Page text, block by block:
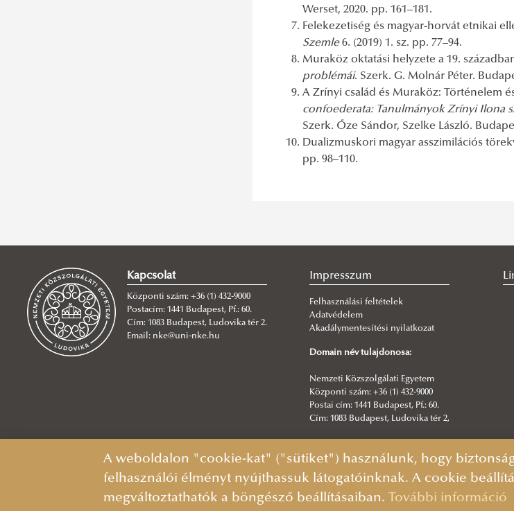
Werset, 2020. pp. 161–181.
Felekezetiség és magyar-horvát etnikai
Szemle6. (2019) 1. sz. pp. 77–94.
Muraköz oktatási helyzete a 19.
problémái. Szerk. G. Molnár Péter.
A Zrínyi család és Muraköz: Történelem
confoederata: Tanulmányok Zrínyi Ilona
Szerk. Őze Sándor, Szelke László.
Dualizmuskori magyar asszimilációs
pp. 98–110.
Kapcsolat
Központi szám: +36 (1) 432-9000
Postacím: 1441 Budapest, Pf.: 60.
Cím: 1083 Budapest, Ludovika tér 2.
Email: nke@uni-nke.hu
Impresszum
Felhasználási feltételek
Adatvédelem
Akadálymentesítési nyilatkozat
Domain név tulajdonosa:
Nemzeti Közszolgálati Egyetem
Központi szám: +36 (1) 432-9000
Postai cím: 1441 Budapest, Pf.: 60.
Cím: 1083 Budapest, Ludovika tér 2,
Hatos Pál igazgató
A weboldalon "cookie-kat" ("sütiket") használunk, hogy
felhasználói élményt nyújthassuk látogatóinknak. A cookie
megváltoztathatók a böngésző beállításaiban. További információ